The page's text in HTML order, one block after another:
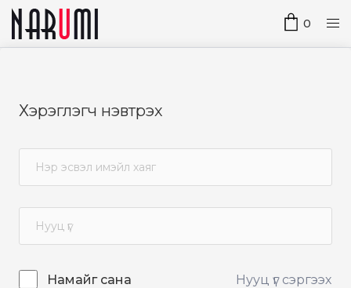
0
Хэрэглэгч нэвтрэх
Намайг сана Нууц үг сэргээх